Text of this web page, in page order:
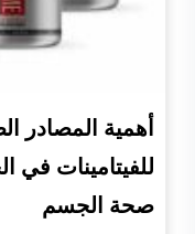
أهمية المصادر
للفيتامينات في
صحة الجسم